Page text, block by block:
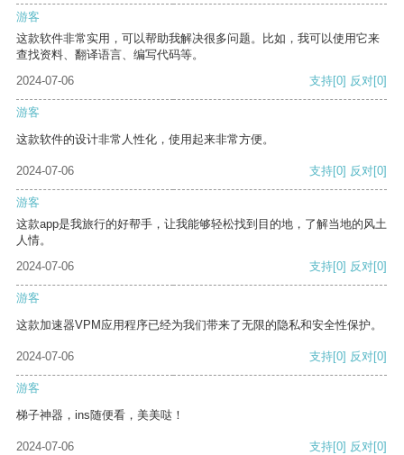
游客
这款软件非常实用，可以帮助我解决很多问题。比如，我可以使用它来
查找资料、翻译语言、编写代码等。
2024-07-06
支持[0] 反对[0]
游客
这款软件的设计非常人性化，使用起来非常方便。
2024-07-06 支持[0] 反对[0]
游客
这款app是我旅行的好帮手，让我能够轻松找到目的地，了解当地的风土
人情。
2024-07-06
支持[0] 反对[0]
游客
这款加速器VPM应用程序已经为我们带来了无限的隐私和安全性保护。
2024-07-06 支持[0] 反对[0]
游客
梯子神器，ins随便看，美美哒！
2024-07-06 支持[0] 反对[0]